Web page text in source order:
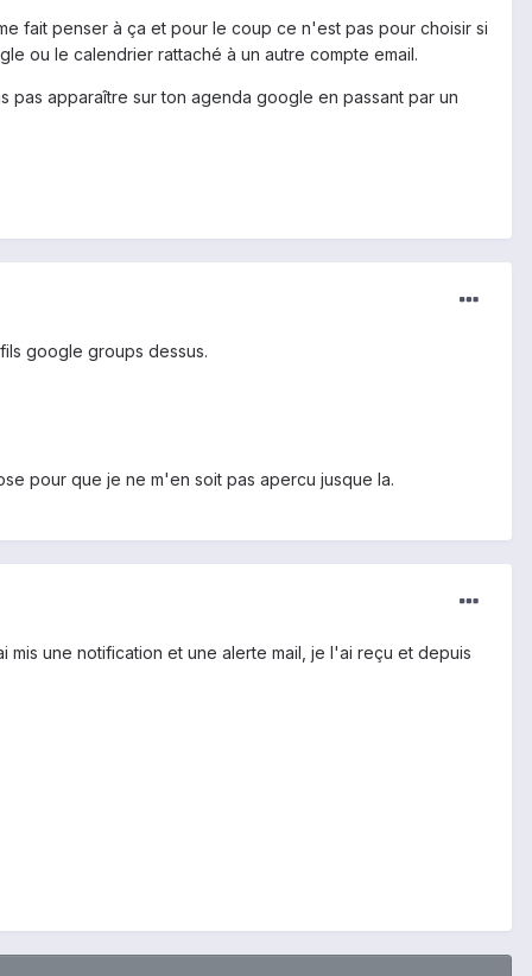
fait penser à ça et pour le coup ce n'est pas pour choisir si
ou le calendrier rattaché à un autre compte email.
pas apparaître sur ton agenda google en passant par un
google groups dessus.
pour que je ne m'en soit pas apercu jusque la.
une notification et une alerte mail, je l'ai reçu et depuis